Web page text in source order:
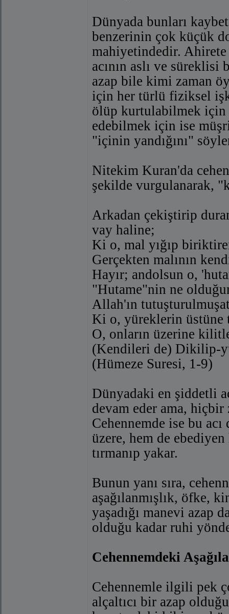
Dünyada bunları
benzerinin çok küçük
mahiyetindedir.
acının aslı ve
azap bile kimi zaman
için her türlü fiziksel
ölüp kurtulabilmek için
edebilmek için ise
"içinin yandığını"
Nitekim Kuran'da
şekilde vurgulanarak,
Arkadan çekiştirip
vay haline;
Ki o, mal yığıp
Gerçekten malının
Hayır; andolsun o,
"Hutame"nin ne
Allah'ın
Ki o, yüreklerin üstüne
O, onların üzerine
(Kendileri de) Dikilip-
(Hümeze Suresi, 1-9)
Dünyadaki en şiddetli
devam eder ama,
Cehennemde ise bu
üzere, hem de
tırmanıp yakar.
Bunun yanı sıra,
aşağılanmışlık, öfke,
yaşadığı manevi azap
olduğu kadar ruhi
Cehennemdeki
Cehennemle ilgili pek
alçaltıcı bir azap